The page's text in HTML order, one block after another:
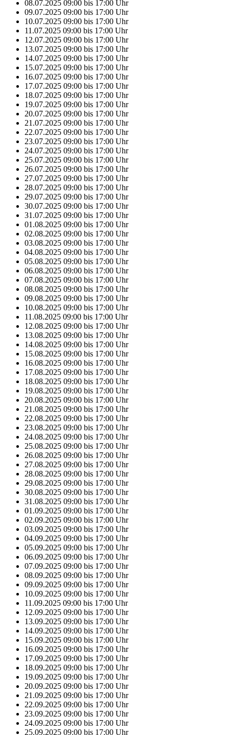
08.07.2025 09:00 bis 17:00 Uhr
09.07.2025 09:00 bis 17:00 Uhr
10.07.2025 09:00 bis 17:00 Uhr
11.07.2025 09:00 bis 17:00 Uhr
12.07.2025 09:00 bis 17:00 Uhr
13.07.2025 09:00 bis 17:00 Uhr
14.07.2025 09:00 bis 17:00 Uhr
15.07.2025 09:00 bis 17:00 Uhr
16.07.2025 09:00 bis 17:00 Uhr
17.07.2025 09:00 bis 17:00 Uhr
18.07.2025 09:00 bis 17:00 Uhr
19.07.2025 09:00 bis 17:00 Uhr
20.07.2025 09:00 bis 17:00 Uhr
21.07.2025 09:00 bis 17:00 Uhr
22.07.2025 09:00 bis 17:00 Uhr
23.07.2025 09:00 bis 17:00 Uhr
24.07.2025 09:00 bis 17:00 Uhr
25.07.2025 09:00 bis 17:00 Uhr
26.07.2025 09:00 bis 17:00 Uhr
27.07.2025 09:00 bis 17:00 Uhr
28.07.2025 09:00 bis 17:00 Uhr
29.07.2025 09:00 bis 17:00 Uhr
30.07.2025 09:00 bis 17:00 Uhr
31.07.2025 09:00 bis 17:00 Uhr
01.08.2025 09:00 bis 17:00 Uhr
02.08.2025 09:00 bis 17:00 Uhr
03.08.2025 09:00 bis 17:00 Uhr
04.08.2025 09:00 bis 17:00 Uhr
05.08.2025 09:00 bis 17:00 Uhr
06.08.2025 09:00 bis 17:00 Uhr
07.08.2025 09:00 bis 17:00 Uhr
08.08.2025 09:00 bis 17:00 Uhr
09.08.2025 09:00 bis 17:00 Uhr
10.08.2025 09:00 bis 17:00 Uhr
11.08.2025 09:00 bis 17:00 Uhr
12.08.2025 09:00 bis 17:00 Uhr
13.08.2025 09:00 bis 17:00 Uhr
14.08.2025 09:00 bis 17:00 Uhr
15.08.2025 09:00 bis 17:00 Uhr
16.08.2025 09:00 bis 17:00 Uhr
17.08.2025 09:00 bis 17:00 Uhr
18.08.2025 09:00 bis 17:00 Uhr
19.08.2025 09:00 bis 17:00 Uhr
20.08.2025 09:00 bis 17:00 Uhr
21.08.2025 09:00 bis 17:00 Uhr
22.08.2025 09:00 bis 17:00 Uhr
23.08.2025 09:00 bis 17:00 Uhr
24.08.2025 09:00 bis 17:00 Uhr
25.08.2025 09:00 bis 17:00 Uhr
26.08.2025 09:00 bis 17:00 Uhr
27.08.2025 09:00 bis 17:00 Uhr
28.08.2025 09:00 bis 17:00 Uhr
29.08.2025 09:00 bis 17:00 Uhr
30.08.2025 09:00 bis 17:00 Uhr
31.08.2025 09:00 bis 17:00 Uhr
01.09.2025 09:00 bis 17:00 Uhr
02.09.2025 09:00 bis 17:00 Uhr
03.09.2025 09:00 bis 17:00 Uhr
04.09.2025 09:00 bis 17:00 Uhr
05.09.2025 09:00 bis 17:00 Uhr
06.09.2025 09:00 bis 17:00 Uhr
07.09.2025 09:00 bis 17:00 Uhr
08.09.2025 09:00 bis 17:00 Uhr
09.09.2025 09:00 bis 17:00 Uhr
10.09.2025 09:00 bis 17:00 Uhr
11.09.2025 09:00 bis 17:00 Uhr
12.09.2025 09:00 bis 17:00 Uhr
13.09.2025 09:00 bis 17:00 Uhr
14.09.2025 09:00 bis 17:00 Uhr
15.09.2025 09:00 bis 17:00 Uhr
16.09.2025 09:00 bis 17:00 Uhr
17.09.2025 09:00 bis 17:00 Uhr
18.09.2025 09:00 bis 17:00 Uhr
19.09.2025 09:00 bis 17:00 Uhr
20.09.2025 09:00 bis 17:00 Uhr
21.09.2025 09:00 bis 17:00 Uhr
22.09.2025 09:00 bis 17:00 Uhr
23.09.2025 09:00 bis 17:00 Uhr
24.09.2025 09:00 bis 17:00 Uhr
25.09.2025 09:00 bis 17:00 Uhr